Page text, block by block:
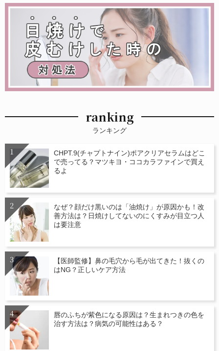
ranking
ランキング
CHPT.9(チャプトナイン)ポアクリアセラムはどこ
で売ってる？マツキヨ・ココカラファインで買え
るよ
なぜ？顔だけ黒いのは「油焼け」が原因かも！改
善方法は？日焼けしてないのにくすみが目立つ人
は要注意
【医師監修】鼻の毛穴から毛が出てきた！抜くの
はNG？正しいケア方法
唇のふちが紫色になる原因は？生まれつきの色を
治す方法は？病気の可能性はある？